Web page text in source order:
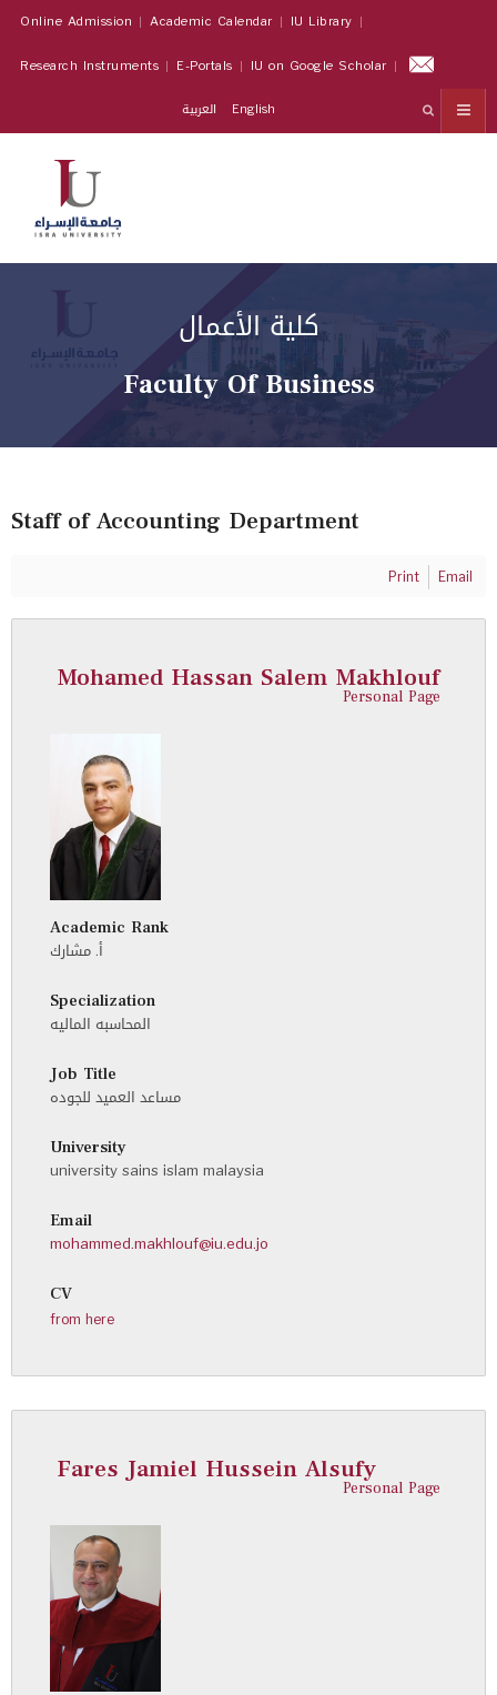
Online Admission Academic Calendar
IU Library
Research Instruments
E-Portals
IU on Google Scholar
English
كلية الأعمال
Faculty Of Business
Staff of Accounting Department
Print Email
Mohamed Hassan Salem Makhlouf
Personal Page
Academic Rank
أ. مشارك
Specialization
المحاسبه الماليه
Job Title
مساعد العميد للجوده
University
university sains islam malaysia
Email
mohammed.makhlouf@iu.edu.jo
CV
from here
Fares Jamiel Hussein AlsufyPersonal Page